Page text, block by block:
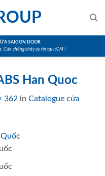
SAIGON DOOR
Cửa chống cháy uy tín tại HCM !
Han Quoc
362 in Catalogue cửa